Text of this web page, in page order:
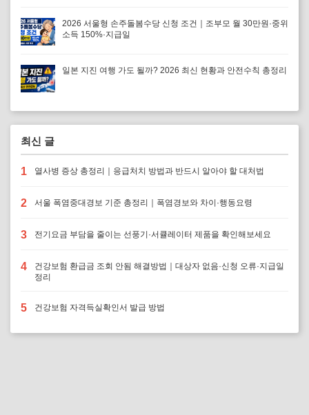
2026 서울형 손주돌봄수당 신청 조건｜조부모 월 30만원·중위
소득 150%·지급일
일본 지진 여행 가도 될까? 2026 최신 현황과 안전수칙 총정리
최신 글
1 열사병 증상 총정리｜응급처치 방법과 반드시 알아야 할 대처법
2 서울 폭염중대경보 기준 총정리｜폭염경보와 차이·행동요령
3 전기요금 부담을 줄이는 선풍기·서큘레이터 제품을 확인해보세요
4
건강보험 환급금 조회 안됨 해결방법｜대상자 없음·신청 오류·지급일
정리
5 건강보험 자격득실확인서 발급 방법